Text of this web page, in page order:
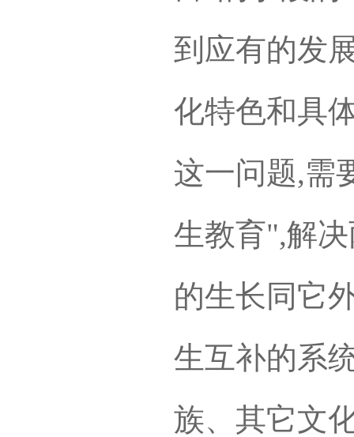
到应有的发
化特色和具
这一问题,需
生教育",解
的生长同它
生互补的系
族、其它文